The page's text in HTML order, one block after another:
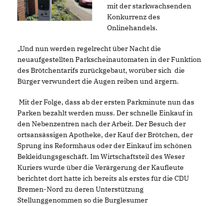
mit der starkwachsenden
Konkurrenz des
Onlinehandels.
Und nun werden regelrecht über Nacht die
neuaufgestellten Parkscheinautomaten in der Funktion
des Brötchentarifs zurückgebaut, worüber sich die
Bürger verwundert die Augen reiben und ärgern.
Mit der Folge, dass ab der ersten Parkminute nun das
Parken bezahlt werden muss. Der schnelle Einkauf in
den Nebenzentren nach der Arbeit. Der Besuch der
ortsansässigen Apotheke, der Kauf der Brötchen, der
Sprung ins Reformhaus oder der Einkauf im schönen
Bekleidungsgeschäft. Im Wirtschaftsteil des Weser
Kuriers wurde über die Verärgerung der Kaufleute
berichtet dort hatte ich bereits als erstes für die CDU
Bremen-Nord zu deren Unterstützung
Stellunggenommen so die Burglesumer